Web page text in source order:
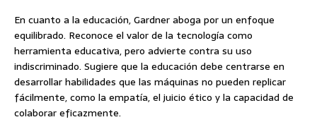
En cuanto a la educación, Gardner aboga por un enfoque
equilibrado. Reconoce el valor de la tecnología como
herramienta educativa, pero advierte contra su uso
indiscriminado. Sugiere que la educación debe centrarse en
desarrollar habilidades que las máquinas no pueden replicar
fácilmente, como la empatía, el juicio ético y la capacidad de
colaborar eficazmente.